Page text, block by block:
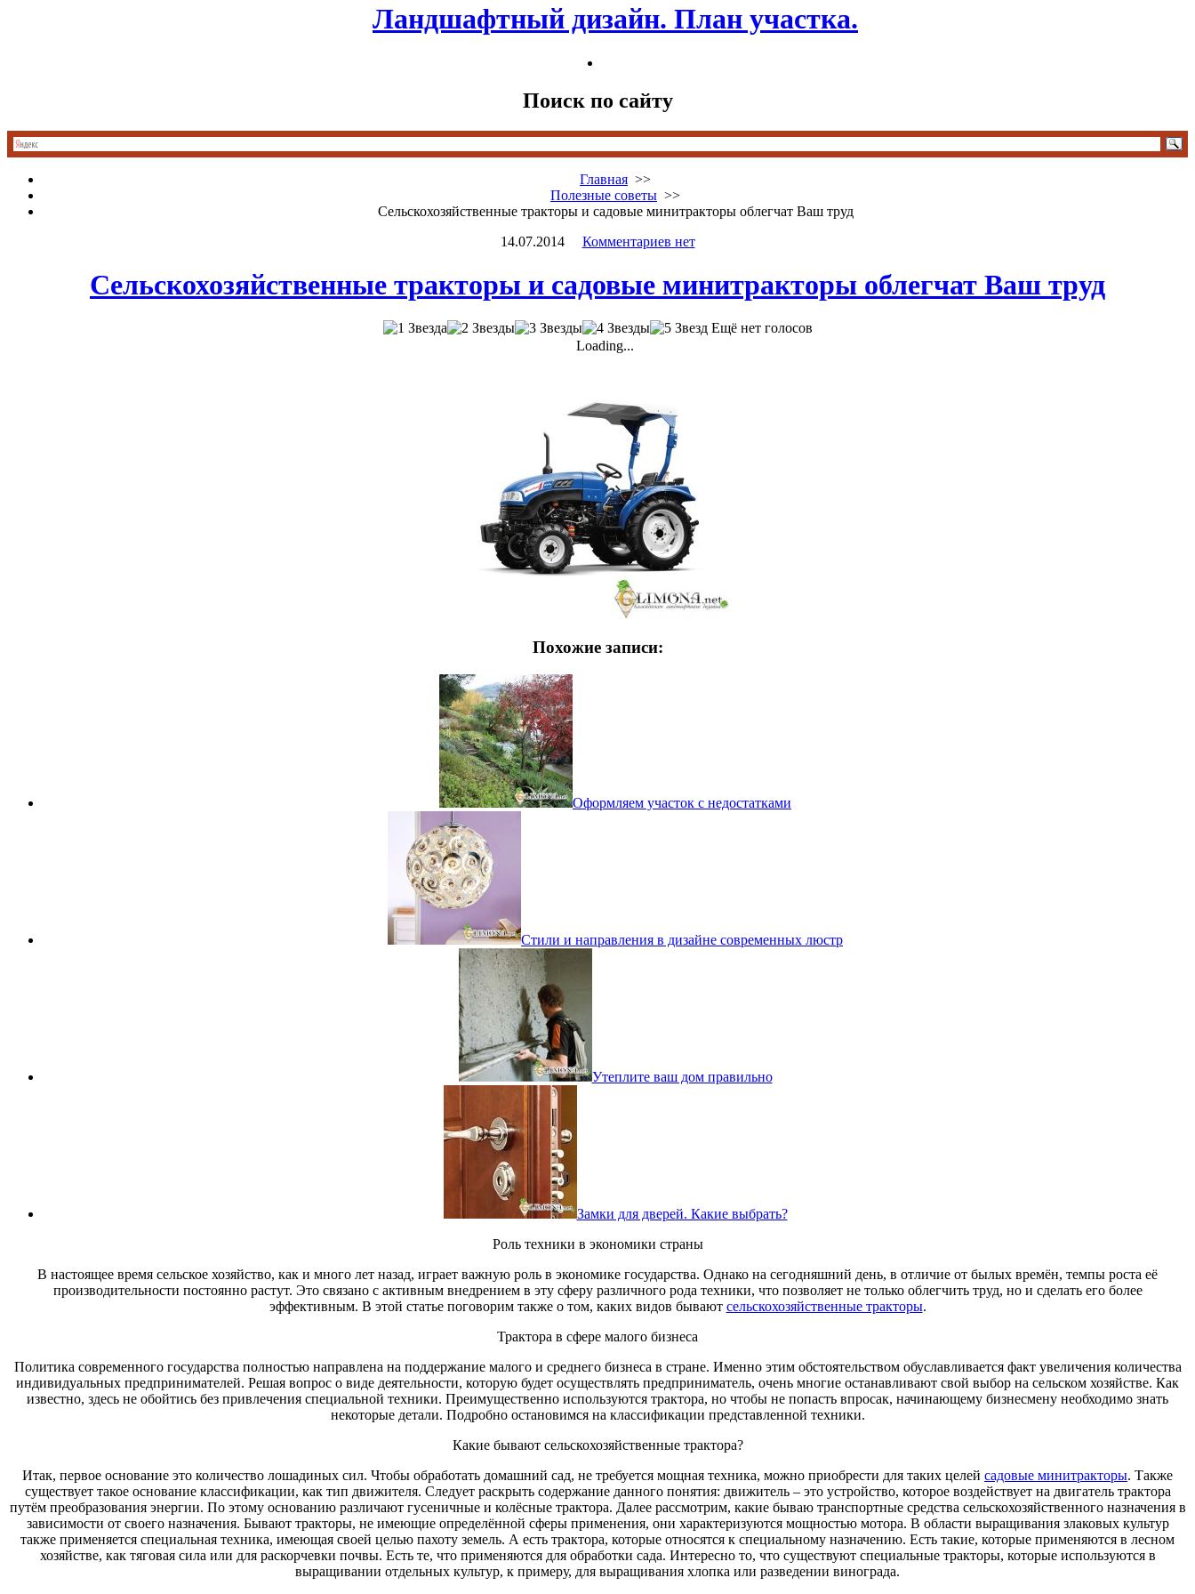
Ландшафтный дизайн. План участка.
Поиск по сайту
Главная >>
Полезные советы >>
Сельскохозяйственные тракторы и садовые минитракторы облегчат Ваш труд
14.07.2014
Комментариев нет
Сельскохозяйственные тракторы и садовые минитракторы облегчат Ваш труд
Ещё нет голосов
Loading...
Похожие записи:
Оформляем участок с недостатками
Стили и направления в дизайне современных люстр
Утеплите ваш дом правильно
Замки для дверей. Какие выбрать?
Роль техники в экономики страны
В настоящее время сельское хозяйство, как и много лет назад, играет важную роль в экономике государства. Однако на сегодняшний день, в отличие от былых времён, темпы роста её
производительности постоянно растут. Это связано с активным внедрением в эту сферу различного рода техники, что позволяет не только облегчить труд, но и сделать его более
эффективным. В этой статье поговорим также о том, каких видов бывают сельскохозяйственные тракторы.
Трактора в сфере малого бизнеса
Политика современного государства полностью направлена на поддержание малого и среднего бизнеса в стране. Именно этим обстоятельством обуславливается факт увеличения количества
индивидуальных предпринимателей. Решая вопрос о виде деятельности, которую будет осуществлять предприниматель, очень многие останавливают свой выбор на сельском хозяйстве. Как
известно, здесь не обойтись без привлечения специальной техники. Преимущественно используются трактора, но чтобы не попасть впросак, начинающему бизнесмену необходимо знать
некоторые детали. Подробно остановимся на классификации представленной техники.
Какие бывают сельскохозяйственные трактора?
Итак, первое основание это количество лошадиных сил. Чтобы обработать домашний сад, не требуется мощная техника, можно приобрести для таких целей садовые минитракторы. Также
существует такое основание классификации, как тип движителя. Следует раскрыть содержание данного понятия: движитель – это устройство, которое воздействует на двигатель трактора
путём преобразования энергии. По этому основанию различают гусеничные и колёсные трактора. Далее рассмотрим, какие бываю транспортные средства сельскохозяйственного назначения в
зависимости от своего назначения. Бывают тракторы, не имеющие определённой сферы применения, они характеризуются мощностью мотора. В области выращивания злаковых культур
также применяется специальная техника, имеющая своей целью пахоту земель. А есть трактора, которые относятся к специальному назначению. Есть такие, которые применяются в лесном
хозяйстве, как тяговая сила или для раскорчевки почвы. Есть те, что применяются для обработки сада. Интересно то, что существуют специальные тракторы, которые используются в
выращивании отдельных культур, к примеру, для выращивания хлопка или разведении винограда.